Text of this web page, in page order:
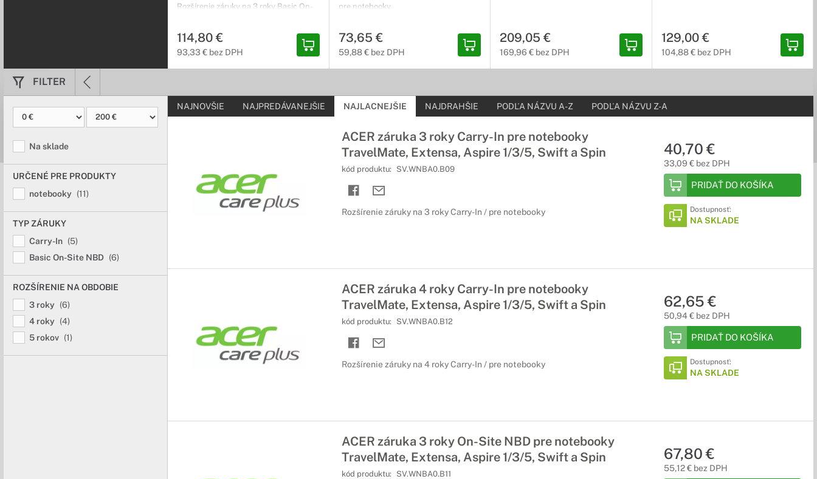
Rozšírenie záruky na 3 roky Basic On-
114,80 €
93,33 € bez DPH
pre notebooky
73,65 €
59,88 € bez DPH
209,05 €
169,96 € bez DPH
129,00 €
104,88 € bez DPH
FILTER
Na sklade
URČENÉ PRE PRODUKTY
notebooky (11)
TYP ZÁRUKY
Carry-In (5)
Basic On-Site NBD (6)
ROZŠÍRENIE NA OBDOBIE
3 roky (6)
4 roky (4)
5 rokov (1)
NAJNOVŠIE NAJPREDÁVANEJŠIE NAJLACNEJŠIE NAJDRAHŠIE PODĽA NÁZVU A-Z PODĽA NÁZVU Z-A
ACER záruka 3 roky Carry-In pre notebooky
TravelMate, Extensa, Aspire 1/3/5, Swift a Spin
kód produktu: SV.WNBA0.B09
Rozšírenie záruky na 3 roky Carry-In / pre notebooky
40,70 €
33,09 € bez DPH
PRIDAŤ DO KOŠÍKA
Dostupnosť:
NA SKLADE
ACER záruka 4 roky Carry-In pre notebooky
TravelMate, Extensa, Aspire 1/3/5, Swift a Spin
kód produktu: SV.WNBA0.B12
Rozšírenie záruky na 4 roky Carry-In / pre notebooky
62,65 €
50,94 € bez DPH
PRIDAŤ DO KOŠÍKA
Dostupnosť:
NA SKLADE
ACER záruka 3 roky On-Site NBD pre notebooky
TravelMate, Extensa, Aspire 1/3/5, Swift a Spin
kód produktu: SV.WNBA0.B11
67,80 €
55,12 € bez DPH